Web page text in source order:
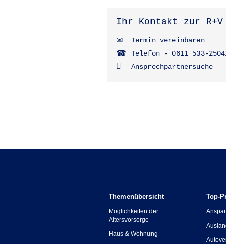
Ihr Kontakt zur R+V
Termin vereinbaren
Telefon - 0611 533-
Ansprechpartnersuche
Themenübersicht
Möglichkeiten der
Altersvorsorge
Haus & Wohnung
Top-